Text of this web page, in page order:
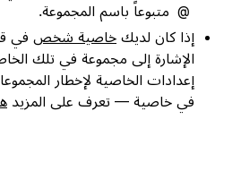
@ متبوعاً باسم المجموعة.
إذا كان لديك خاصية شخص في
الإشارة إلى مجموعة في تلك
إعدادات الخاصية لإخطار
في خاصية — تعرف على المزيد